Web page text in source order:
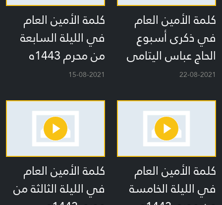
كلمة الأمين العام
في ذكرى أسبوع
الحاج عباس اليتامى
22-08-2021
كلمة الأمين العام
في الليلة السابعة
من محرم 1443ه
15-08-2021
كلمة الأمين العام
في الليلة الخامسة
كلمة الأمين العام
في الليلة الثالثة من